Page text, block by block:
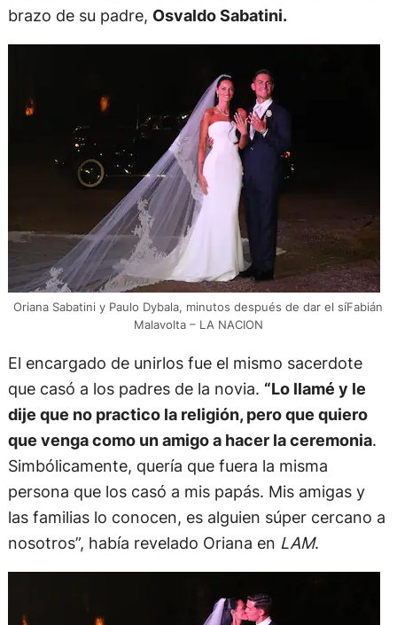
brazo de su padre, Osvaldo Sabatini.
Oriana Sabatini y Paulo Dybala, minutos después de dar el síFabián
Malavolta – LA NACION
El encargado de unirlos fue el mismo sacerdote
que casó a los padres de la novia. “Lo llamé y le
dije que no practico la religión, pero que quiero
que venga como un amigo a hacer la ceremonia.
Simbólicamente, quería que fuera la misma
persona que los casó a mis papás. Mis amigas y
las familias lo conocen, es alguien súper cercano a
nosotros”, había revelado Oriana en LAM.